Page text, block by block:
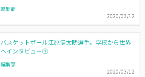
編集部
2020/03/12
バスケットボール江原信太朗選手。学校から世界
へインタビュー①
編集部
2020/03/12